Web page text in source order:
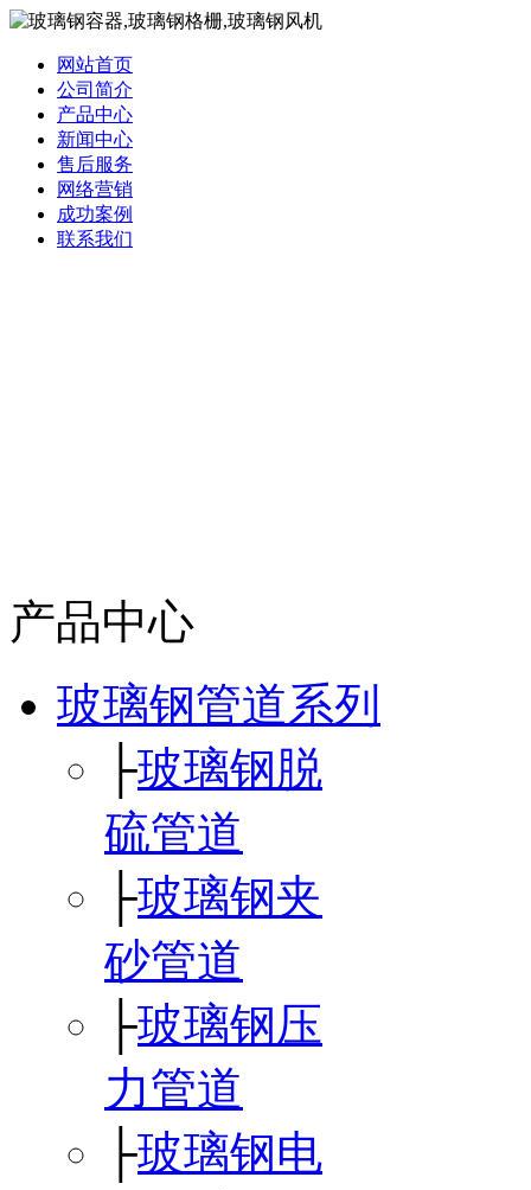
网站首页
公司简介
产品中心
新闻中心
售后服务
网络营销
成功案例
联系我们
产品中心
玻璃钢管道系列
├玻璃钢脱
硫管道
├玻璃钢夹
砂管道
├玻璃钢压
力管道
├玻璃钢电